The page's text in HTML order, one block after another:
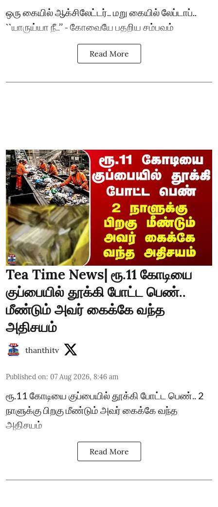
ஒரு கையில் ஆக்சிலேட்டர்.. மறு கையில் லேப்டாப்..
``யாருய்யா நீ..’’ - கோவையே பதறிய சம்பவம்
Read More
Tea Time News| ரூ.11 கோடியை
குப்பையில் தூக்கி போட்ட பெண்..
மீண்டும் அவர் கைக்கே வந்த
அதிசயம்
thanthitv
Published on: 07 Aug 2026, 8:46 am
ரூ.11 கோடியை குப்பையில் தூக்கி போட்ட பெண்.. 2
நாளுக்கு பிறகு மீண்டும் அவர் கைக்கே வந்த
அதிசயம்
Read More